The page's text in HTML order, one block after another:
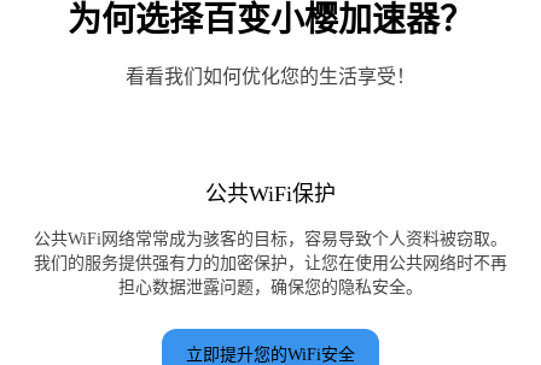
为何选择百变小樱加速器？
看看我们如何优化您的生活享受！
公共WiFi保护
公共WiFi网络常常成为骇客的目标，容易导致个人资料被窃取。
我们的服务提供强有力的加密保护，让您在使用公共网络时不再
担心数据泄露问题，确保您的隐私安全。
立即提升您的WiFi安全